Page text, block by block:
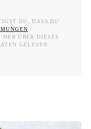
DU, DASS DU
DER ÜBER DIESES
GELESEN